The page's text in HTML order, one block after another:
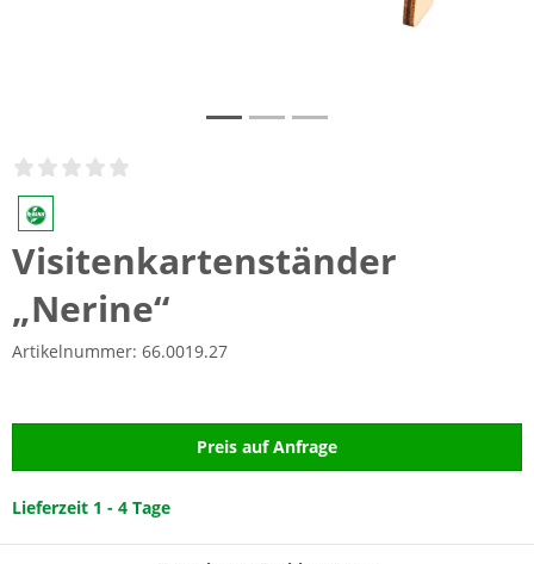
Visitenkartenständer
„Nerine“
Artikelnummer: 66.0019.27
Preis auf Anfrage
Lieferzeit 1 - 4 Tage